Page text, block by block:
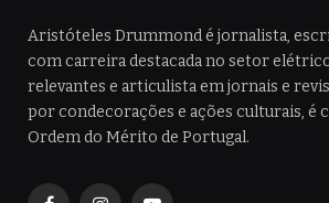
Aristóteles Drummond é jornalista,
com carreira destacada no setor
relevantes e articulista em jornais e
por condecorações e ações culturais, é
Ordem do Mérito de Portugal.